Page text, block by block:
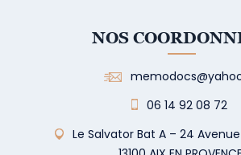
NOS
06 14 92 08 72
Le Salvator Bat A – 24